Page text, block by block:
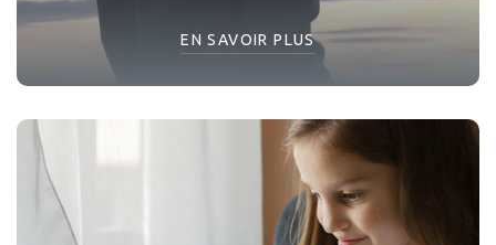
EN SAVOIR PLUS